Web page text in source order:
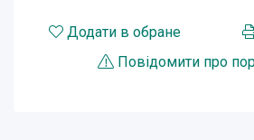
Додати в обране
Повідомити про